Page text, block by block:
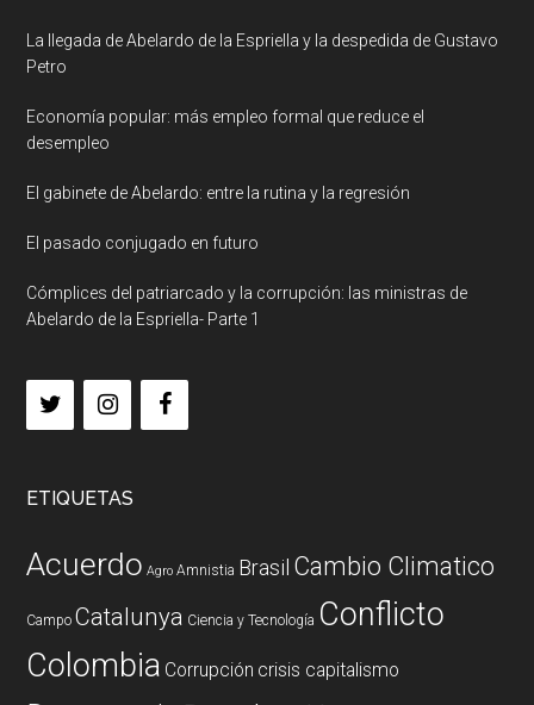
La llegada de Abelardo de la Espriella y la despedida de Gustavo
Petro
Economía popular: más empleo formal que reduce el
desempleo
El gabinete de Abelardo: entre la rutina y la regresión
El pasado conjugado en futuro
Cómplices del patriarcado y la corrupción: las ministras de
Abelardo de la Espriella- Parte 1
ETIQUETAS
Acuerdo Agro Amnistia Brasil Cambio Climatico
Campo Catalunya Ciencia y Tecnología Conflicto
Colombia Corrupción crisis capitalismo